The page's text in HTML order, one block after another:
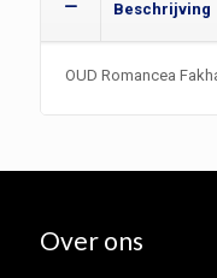
Beschrijving
OUD Romancea
Over ons